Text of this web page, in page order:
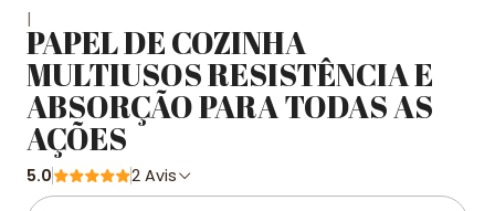
|
PAPEL DE COZINHA
MULTIUSOS RESISTÊNCIA E
ABSORÇÃO PARA TODAS AS
AÇÕES
5.0 2 Avis